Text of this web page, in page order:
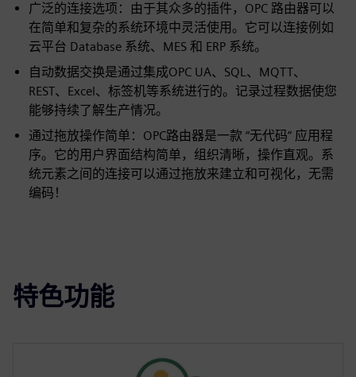
广泛的连接选项：由于其众多的插件，OPC 路由器可以
在简单和复杂的系统环境中灵活使用。它可以连接例如
云平台 Database 系统、MES 和 ERP 系统。
自动数据交换是通过集成OPC UA、SQL、MQTT、
REST、Excel、标签机等系统进行的。记录过程数据使您
能够持续了解生产情况。
通过拖放操作简单：OPC路由器是一款 “无代码” 应用程
序。它的用户界面结构简单，组织清晰，操作直观。系
统元素之间的连接可以通过拖放来建立和可视化，无需
编码！
特色功能